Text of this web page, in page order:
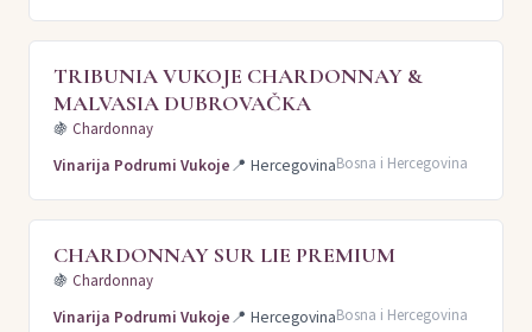
TRIBUNIA VUKOJE CHARDONNAY &
MALVASIA DUBROVAČKA
🍇 Chardonnay
Vinarija Podrumi Vukoje📍 HercegovinaBosna i Hercegovina
CHARDONNAY SUR LIE PREMIUM
🍇 Chardonnay
Vinarija Podrumi Vukoje📍 HercegovinaBosna i Hercegovina